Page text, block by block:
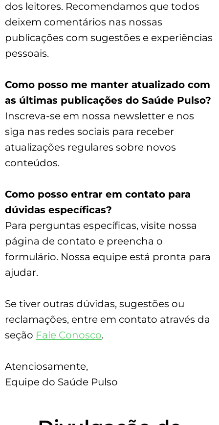
dos leitores. Recomendamos que todos
deixem comentários nas nossas
publicações com sugestões e experiências
pessoais.
Como posso me manter atualizado com
as últimas publicações do Saúde Pulso?
Inscreva-se em nossa newsletter e nos
siga nas redes sociais para receber
atualizações regulares sobre novos
conteúdos.
Como posso entrar em contato para
dúvidas específicas?
Para perguntas específicas, visite nossa
página de contato e preencha o
formulário. Nossa equipe está pronta para
ajudar.
Se tiver outras dúvidas, sugestões ou
reclamações, entre em contato através da
seção Fale Conosco.
Atenciosamente,
Equipe do Saúde Pulso